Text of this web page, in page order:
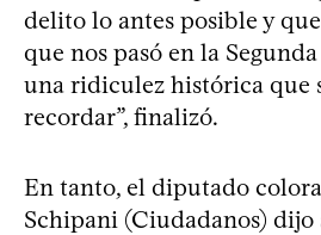
delito lo antes posible y
que nos pasó en la
una ridiculez histórica que
recordar”, finalizó.
En tanto, el diputado
Schipani (Ciudadanos) dijo